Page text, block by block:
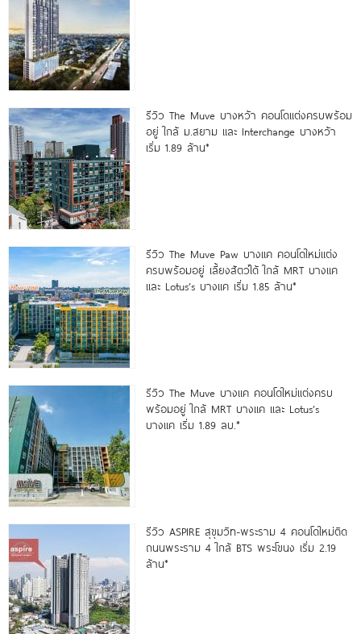
รีวิว The Muve บางหว้า คอนโดแต่งครบพร้อม
อยู่ ใกล้ ม.สยาม และ Interchange บางหว้า
เริ่ม 1.89 ล้าน*
รีวิว The Muve Paw บางแค คอนโดใหม่แต่ง
ครบพร้อมอยู่ เลี้ยงสัตว์ได้ ใกล้ MRT บางแค
และ Lotus’s บางแค เริ่ม 1.85 ล้าน*
รีวิว The Muve บางแค คอนโดใหม่แต่งครบ
พร้อมอยู่ ใกล้ MRT บางแค และ Lotus’s
บางแค เริ่ม 1.89 ลบ.*
รีวิว ASPIRE สุขุมวิท-พระราม 4 คอนโดใหม่ติด
ถนนพระราม 4 ใกล้ BTS พระโขนง เริ่ม 2.19
ล้าน*